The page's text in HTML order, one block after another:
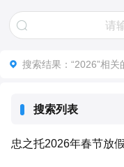
搜索结果： “2026”相关
搜索列表
忠之托2026年春节放